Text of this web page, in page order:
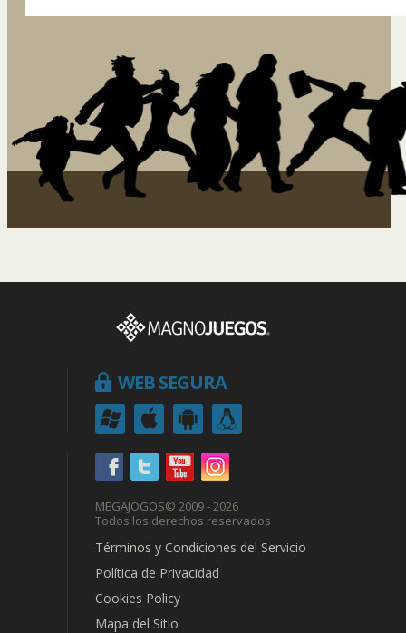
WEB SEGURA
MEGAJOGOS© 2009 - 2026
Todos los derechos reservados
Términos y Condiciones del Servicio
Política de Privacidad
Cookies Policy
Mapa del Sitio